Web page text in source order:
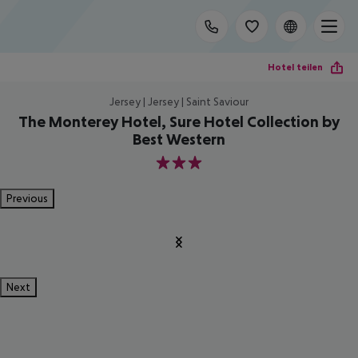
Hotel teilen
Jersey | Jersey | Saint Saviour
The Monterey Hotel, Sure Hotel Collection by
Best Western
3
Previous
Next